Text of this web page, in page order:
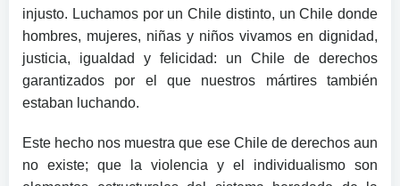
injusto. Luchamos por un Chile distinto, un Chile donde
hombres, mujeres, niñas y niños vivamos en dignidad,
justicia, igualdad y felicidad: un Chile de derechos
garantizados por el que nuestros mártires también
estaban luchando.
Este hecho nos muestra que ese Chile de derechos aun
no existe; que la violencia y el individualismo son